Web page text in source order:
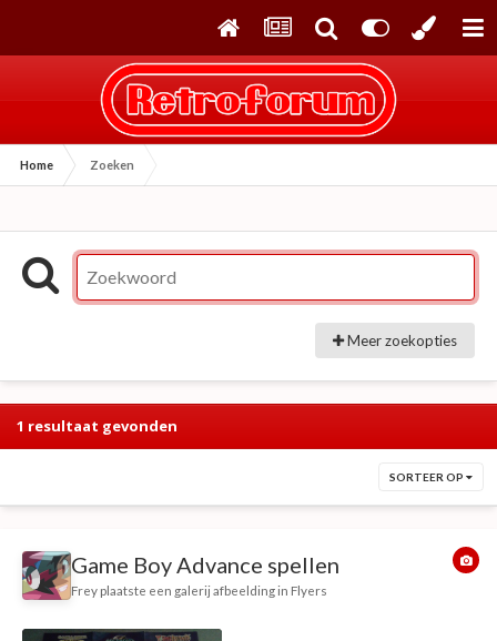
Home Zoeken
Meer zoekopties
1 resultaat gevonden
SORTEER OP
Game Boy Advance spellen
Frey plaatste een galerij afbeelding in Flyers